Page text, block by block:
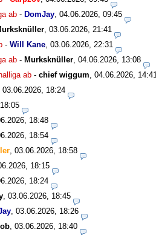
ab - DomJay 04.06.2026, 09:45
03.06.2026, 21:41
- Will Kane 03.06.2026, 22:31
ab - Murksknüller 04.06.2026, 13:08
ab - chief wiggum 04.06.2026, 14:41
03.06.2026, 18:24
18:48
18:54
03.06.2026, 18:58
18:15
18:24
03.06.2026, 18:45
03.06.2026, 18:26
03.06.2026, 18:40